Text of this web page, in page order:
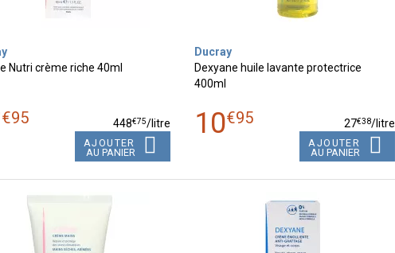
Nutri crème riche 40ml
€95 448€75/litre
AJOUTER
AU PANIER
Ducray
Dexyane huile lavante protectrice
400ml
10€95 27€38/litre
AJOUTER
AU PANIER